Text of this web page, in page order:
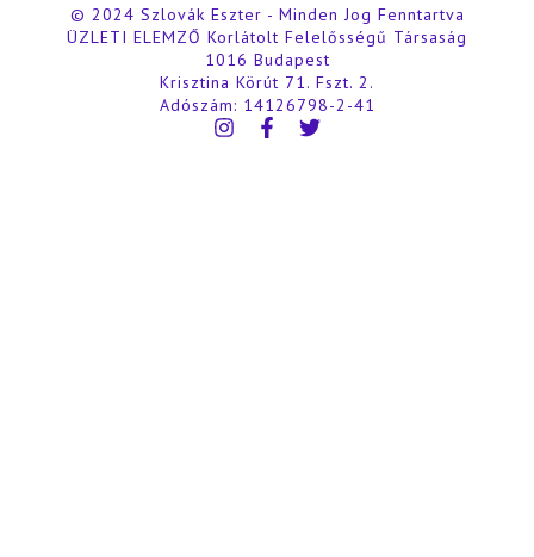
© 2024 Szlovák Eszter - Minden Jog Fenntartva
ÜZLETI ELEMZŐ Korlátolt Felelősségű Társaság
1016 Budapest
Krisztina Körút 71. Fszt. 2.
Adószám: 14126798-2-41